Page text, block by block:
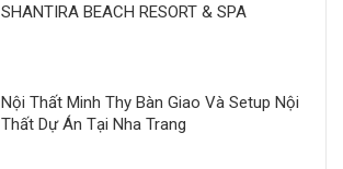
SHANTIRA BEACH RESORT & SPA
Nội Thất Minh Thy Bàn Giao Và Setup Nội
Thất Dự Án Tại Nha Trang